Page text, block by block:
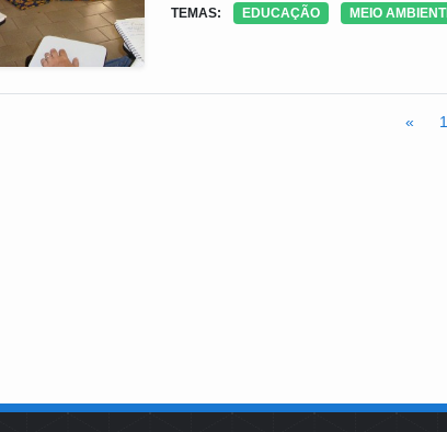
TEMAS: EDUCAÇÃO MEIO
« 1